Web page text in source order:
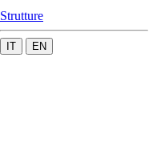
Strutture
IT EN